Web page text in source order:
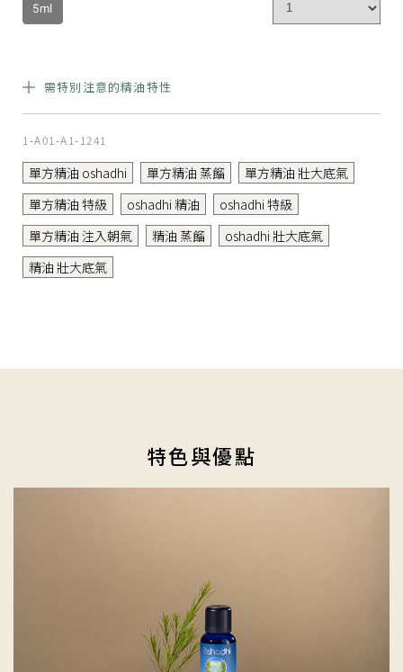
5ml
需特別注意的精油特性
1-A01-A1-1241
單方精油 oshadhi 單方精油 蒸餾
單方精油 壯大底氣
單方精油 特級
oshadhi 精油
oshadhi 特級
單方精油 注入朝氣
精油 蒸餾
oshadhi 壯大底氣
精油 壯大底氣
特色與優點